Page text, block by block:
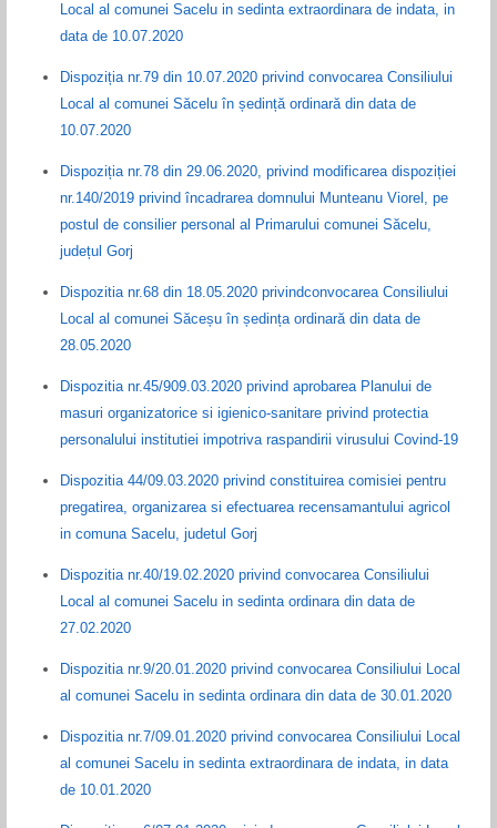
Local al comunei Sacelu in sedinta extraordinara de indata, in
data de 10.07.2020
Dispoziția nr.79 din 10.07.2020 privind convocarea Consiliului
Local al comunei Săcelu în ședință ordinară din data de
10.07.2020
Dispoziția nr.78 din 29.06.2020, privind modificarea dispoziției
nr.140/2019 privind încadrarea domnului Munteanu Viorel, pe
postul de consilier personal al Primarului comunei Săcelu,
județul Gorj
Dispozitia nr.68 din 18.05.2020 privindconvocarea Consiliului
Local al comunei Săceșu în ședința ordinară din data de
28.05.2020
Dispozitia nr.45/909.03.2020 privind aprobarea Planului de
masuri organizatorice si igienico-sanitare privind protectia
personalului institutiei impotriva raspandirii virusului Covind-19
Dispozitia 44/09.03.2020 privind constituirea comisiei pentru
pregatirea, organizarea si efectuarea recensamantului agricol
in comuna Sacelu, judetul Gorj
Dispozitia nr.40/19.02.2020 privind convocarea Consiliului
Local al comunei Sacelu in sedinta ordinara din data de
27.02.2020
Dispozitia nr.9/20.01.2020 privind convocarea Consiliului Local
al comunei Sacelu in sedinta ordinara din data de 30.01.2020
Dispozitia nr.7/09.01.2020 privind convocarea Consiliului Local
al comunei Sacelu in sedinta extraordinara de indata, in data
de 10.01.2020